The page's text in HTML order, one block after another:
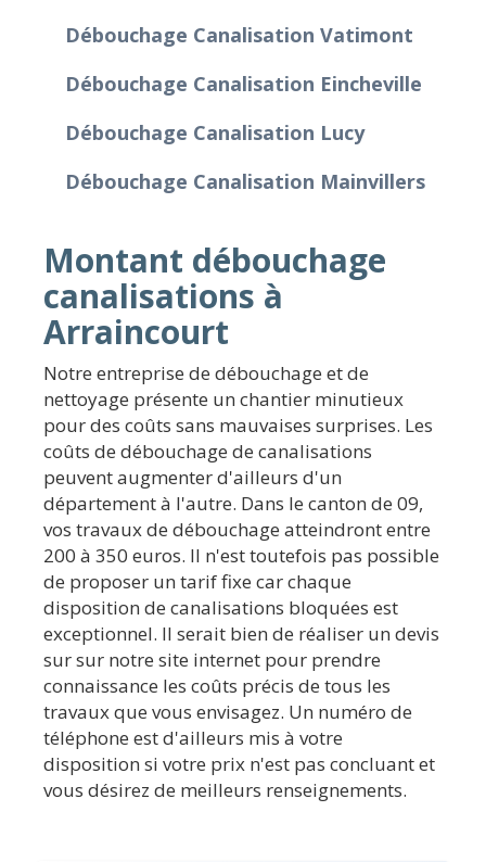
Débouchage Canalisation Vatimont
Débouchage Canalisation Eincheville
Débouchage Canalisation Lucy
Débouchage Canalisation Mainvillers
Montant débouchage
canalisations à
Arraincourt
Notre entreprise de débouchage et de
nettoyage présente un chantier minutieux
pour des coûts sans mauvaises surprises. Les
coûts de débouchage de canalisations
peuvent augmenter d'ailleurs d'un
département à l'autre. Dans le canton de 09,
vos travaux de débouchage atteindront entre
200 à 350 euros. Il n'est toutefois pas possible
de proposer un tarif fixe car chaque
disposition de canalisations bloquées est
exceptionnel. Il serait bien de réaliser un devis
sur sur notre site internet pour prendre
connaissance les coûts précis de tous les
travaux que vous envisagez. Un numéro de
téléphone est d'ailleurs mis à votre
disposition si votre prix n'est pas concluant et
vous désirez de meilleurs renseignements.